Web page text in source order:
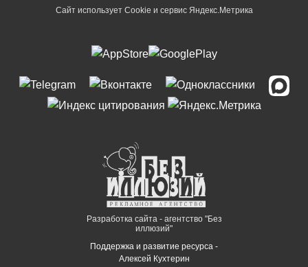
Сайт использует Cookie и сервиc Яндекс.Метрика
Разработка сайта - агентство "Без
иллюзий"
Поддержка и развитие ресурса -
Алексей Кухтерин